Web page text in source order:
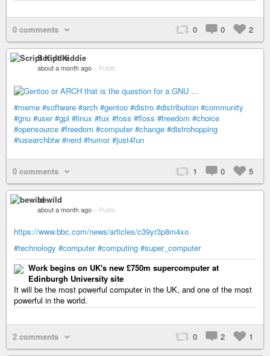
0 comments 0 0 2
Script Kiddie
about a month ago – Public
#meme #software #arch #gentoo #distro #distribution #community
#gnu #user #gpl #linux #tux #foss #floss #freedom #choice
#opensource #freedom #computer #change #distrohopping
#iusearchbtw #nerd #humor #just4fun
0 comments 1 0 5
bewild
about a month ago – Public
https://www.bbc.com/news/articles/c39yr3p8m4xo
#technology #computer #computing #super_computer
Work begins on UK's new £750m supercomputer at
Edinburgh University site
It will be the most powerful computer in the UK, and one of the most
powerful in the world.
2 comments 0 2 1